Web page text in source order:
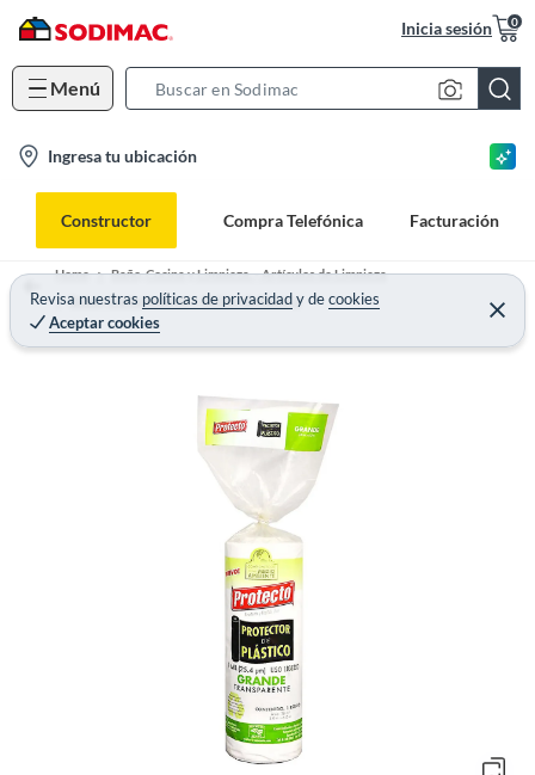
Inicia sesión 0
Menú
c
B
a
n
Ingresa tu ubicación
Constructor Compra Telefónica Facturación
Revisa nuestras políticas de privacidadydecookies
Aceptar cookies
Home
Baño, Cocina y Limpieza. - Artículos de Limpieza
Botes, Contenedores y Bolsas de Basura